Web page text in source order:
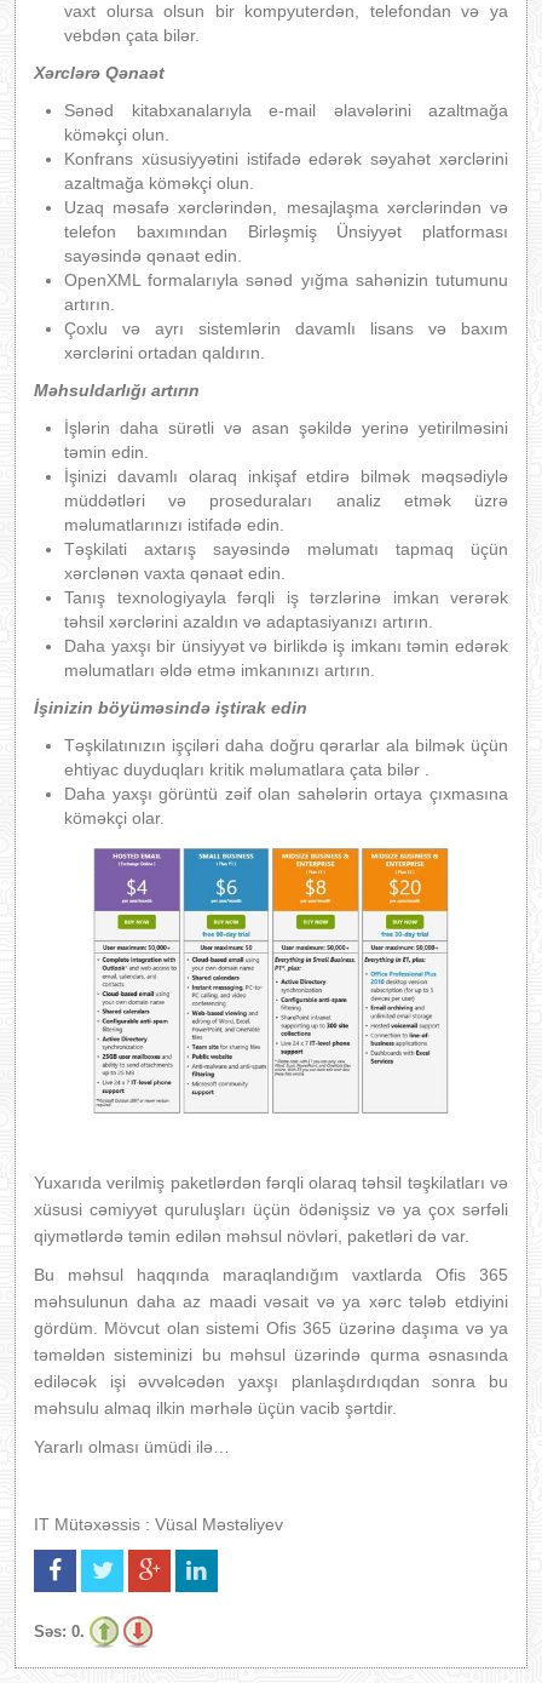
vaxt olursa olsun bir kompyuterdən, telefondan və ya
vebdən çata bilər.
Xərclərə Qənaət
Sənəd kitabxanalarıyla e-mail əlavələrini azaltmağa
köməkçi olun.
Konfrans xüsusiyyətini istifadə edərək səyahət xərclərini
azaltmağa köməkçi olun.
Uzaq məsafə xərclərindən, mesajlaşma xərclərindən və
telefon baxımından Birləşmiş Ünsiyyət platforması
sayəsində qənaət edin.
OpenXML formalarıyla sənəd yığma sahənizin tutumunu
artırın.
Çoxlu və ayrı sistemlərin davamlı lisans və baxım
xərclərini ortadan qaldırın.
Məhsuldarlığı artırın
İşlərin daha sürətli və asan şəkildə yerinə yetirilməsini
təmin edin.
İşinizi davamlı olaraq inkişaf etdirə bilmək məqsədiylə
müddətləri və proseduraları analiz etmək üzrə
məlumatlarınızı istifadə edin.
Təşkilati axtarış sayəsində məlumatı tapmaq üçün
xərclənən vaxta qənaət edin.
Tanış texnologiyayla fərqli iş tərzlərinə imkan verərək
təhsil xərclərini azaldın və adaptasiyanızı artırın.
Daha yaxşı bir ünsiyyət və birlikdə iş imkanı təmin edərək
məlumatları əldə etmə imkanınızı artırın.
İşinizin böyüməsində iştirak edin
Təşkilatınızın işçiləri daha doğru qərarlar ala bilmək üçün
ehtiyac duyduqları kritik məlumatlara çata bilər .
Daha yaxşı görüntü zəif olan sahələrin ortaya çıxmasına
köməkçi olar.
Yuxarıda verilmiş paketlərdən fərqli olaraq təhsil təşkilatları və
xüsusi cəmiyyət quruluşları üçün ödənişsiz və ya çox sərfəli
qiymətlərdə təmin edilən məhsul növləri, paketləri də var.
Bu məhsul haqqında maraqlandığım vaxtlarda Ofis 365
məhsulunun daha az maadi vəsait və ya xərc tələb etdiyini
gördüm. Mövcut olan sistemi Ofis 365 üzərinə daşıma və ya
təməldən sisteminizi bu məhsul üzərində qurma əsnasında
ediləcək işi əvvəlcədən yaxşı planlaşdırdıqdan sonra bu
məhsulu almaq ilkin mərhələ üçün vacib şərtdir.
Yararlı olması ümüdi ilə…
IT Mütəxəssis : Vüsal Məstəliyev
Səs: 0.